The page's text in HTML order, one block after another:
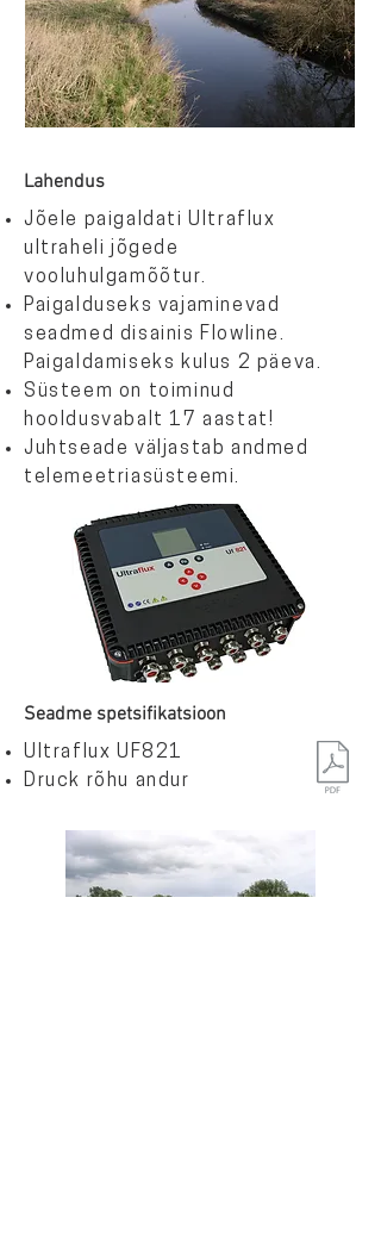
Lahendus
Jõele paigaldati Ultraflux
ultraheli jõgede
vooluhulgamõõtur.
Paigalduseks vajaminevad
seadmed disainis Flowline.
Paigaldamiseks kulus 2 päeva.
Süsteem on toiminud
hooldusvabalt 17 aastat!
Juhtseade väljastab andmed
telemeetriasüsteemi.
Seadme spetsifikatsioon
Ultraflux UF821
Druck rõhu andur